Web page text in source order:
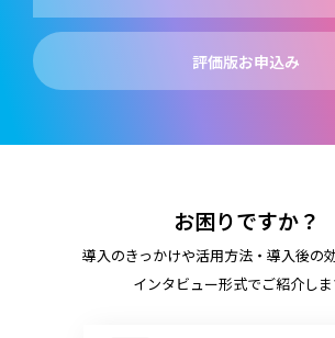
評価版お申込み
お困りですか？
導入のきっかけや活用方法・導入後の
インタビュー形式でご紹介しま